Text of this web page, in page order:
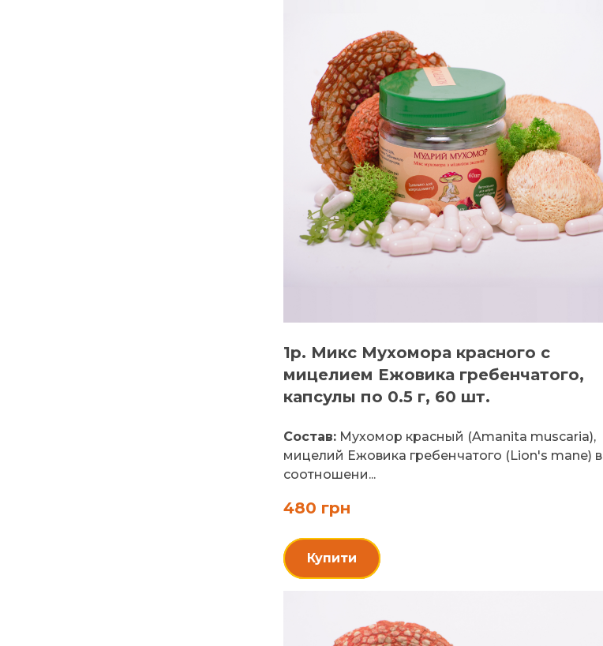
1p. Микс Мухомора красного с
мицелием Ежовика гребенчатого,
капсулы по 0.5 г, 60 шт.
Состав:Мухомор красный (Amanita muscaria),
мицелий Ежовика гребенчатого (Lion's mane) в
соотношени...
480 грн
Купити